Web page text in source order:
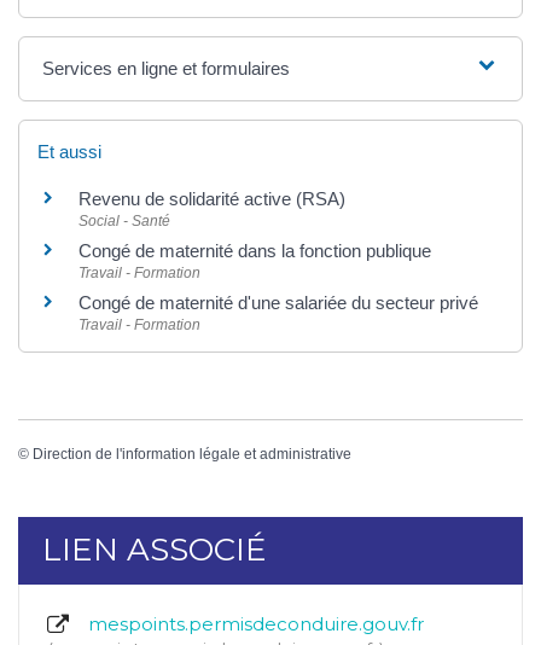
Services en ligne et formulaires
Et aussi
Revenu de solidarité active (RSA)
Social - Santé
Congé de maternité dans la fonction publique
Travail - Formation
Congé de maternité d'une salariée du secteur privé
Travail - Formation
© Direction de l'information légale et administrative
LIEN ASSOCIÉ
mespoints.permisdeconduire.gouv.fr